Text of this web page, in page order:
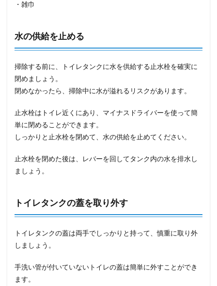
・雑巾
水の供給を止める
掃除する前に、トイレタンクに水を供給する止水栓を確実に
閉めましょう。
閉めなかったら、掃除中に水が溢れるリスクがあります。
止水栓はトイレ近くにあり、マイナスドライバーを使って簡
単に閉めることができます。
しっかりと止水栓を閉めて、水の供給を止めてください。
止水栓を閉めた後は、レバーを回してタンク内の水を排水し
ましょう。
トイレタンクの蓋を取り外す
トイレタンクの蓋は両手でしっかりと持って、慎重に取り外
しましょう。
手洗い管が付いていないトイレの蓋は簡単に外すことができ
ます。